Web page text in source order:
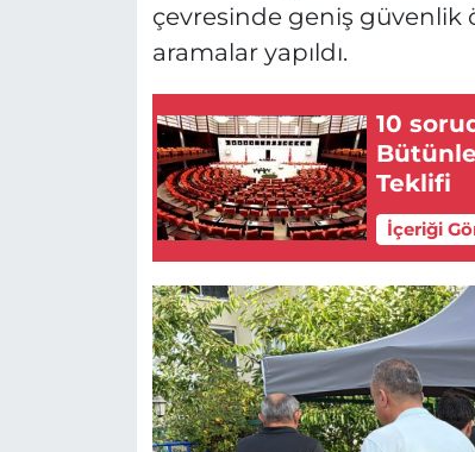
çevresinde geniş güvenlik
aramalar yapıldı.
10
Teklifi
İçeriği